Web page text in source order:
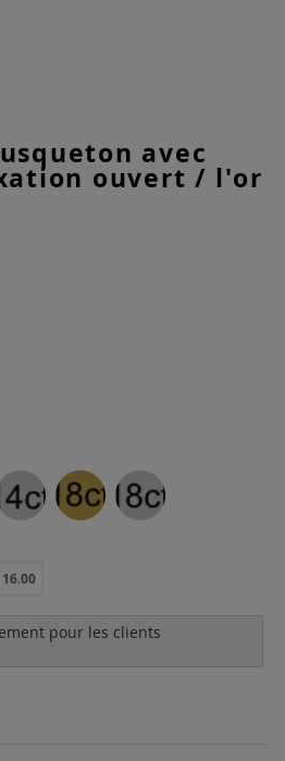
avec
ouvert / l'or
16.00
pour les clients